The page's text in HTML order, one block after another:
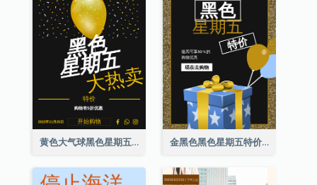
黄色大气球黑色星期五特价海报 金黑色黑色星期五特价海报